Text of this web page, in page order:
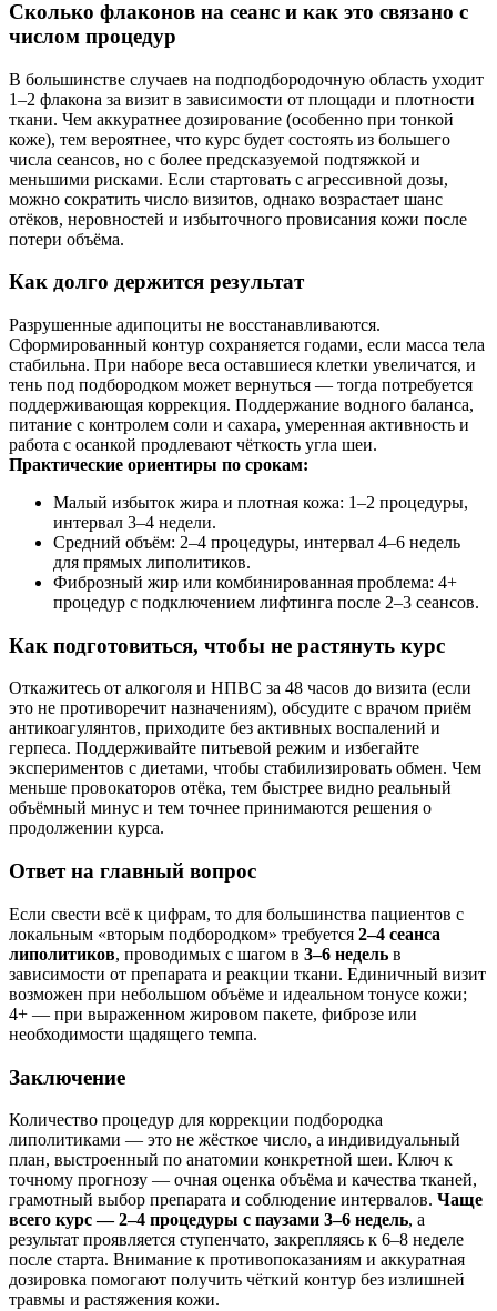
Сколько флаконов на сеанс и как это связано с
числом процедур
В большинстве случаев на подподбородочную область уходит
1–2 флакона за визит в зависимости от площади и плотности
ткани. Чем аккуратнее дозирование (особенно при тонкой
коже), тем вероятнее, что курс будет состоять из большего
числа сеансов, но с более предсказуемой подтяжкой и
меньшими рисками. Если стартовать с агрессивной дозы,
можно сократить число визитов, однако возрастает шанс
отёков, неровностей и избыточного провисания кожи после
потери объёма.
Как долго держится результат
Разрушенные адипоциты не восстанавливаются.
Сформированный контур сохраняется годами, если масса тела
стабильна. При наборе веса оставшиеся клетки увеличатся, и
тень под подбородком может вернуться — тогда потребуется
поддерживающая коррекция. Поддержание водного баланса,
питание с контролем соли и сахара, умеренная активность и
работа с осанкой продлевают чёткость угла шеи.
Практические ориентиры по срокам:
Малый избыток жира и плотная кожа: 1–2 процедуры,
интервал 3–4 недели.
Средний объём: 2–4 процедуры, интервал 4–6 недель
для прямых липолитиков.
Фиброзный жир или комбинированная проблема: 4+
процедур с подключением лифтинга после 2–3 сеансов.
Как подготовиться, чтобы не растянуть курс
Откажитесь от алкоголя и НПВС за 48 часов до визита (если
это не противоречит назначениям), обсудите с врачом приём
антикоагулянтов, приходите без активных воспалений и
герпеса. Поддерживайте питьевой режим и избегайте
экспериментов с диетами, чтобы стабилизировать обмен. Чем
меньше провокаторов отёка, тем быстрее видно реальный
объёмный минус и тем точнее принимаются решения о
продолжении курса.
Ответ на главный вопрос
Если свести всё к цифрам, то для большинства пациентов с
локальным «вторым подбородком» требуется 2–4 сеанса
липолитиков, проводимых с шагом в 3–6 недель в
зависимости от препарата и реакции ткани. Единичный визит
возможен при небольшом объёме и идеальном тонусе кожи;
4+ — при выраженном жировом пакете, фиброзе или
необходимости щадящего темпа.
Заключение
Количество процедур для коррекции подбородка
липолитиками — это не жёсткое число, а индивидуальный
план, выстроенный по анатомии конкретной шеи. Ключ к
точному прогнозу — очная оценка объёма и качества тканей,
грамотный выбор препарата и соблюдение интервалов. Чаще
всего курс — 2–4 процедуры с паузами 3–6 недель, а
результат проявляется ступенчато, закрепляясь к 6–8 неделе
после старта. Внимание к противопоказаниям и аккуратная
дозировка помогают получить чёткий контур без излишней
травмы и растяжения кожи.